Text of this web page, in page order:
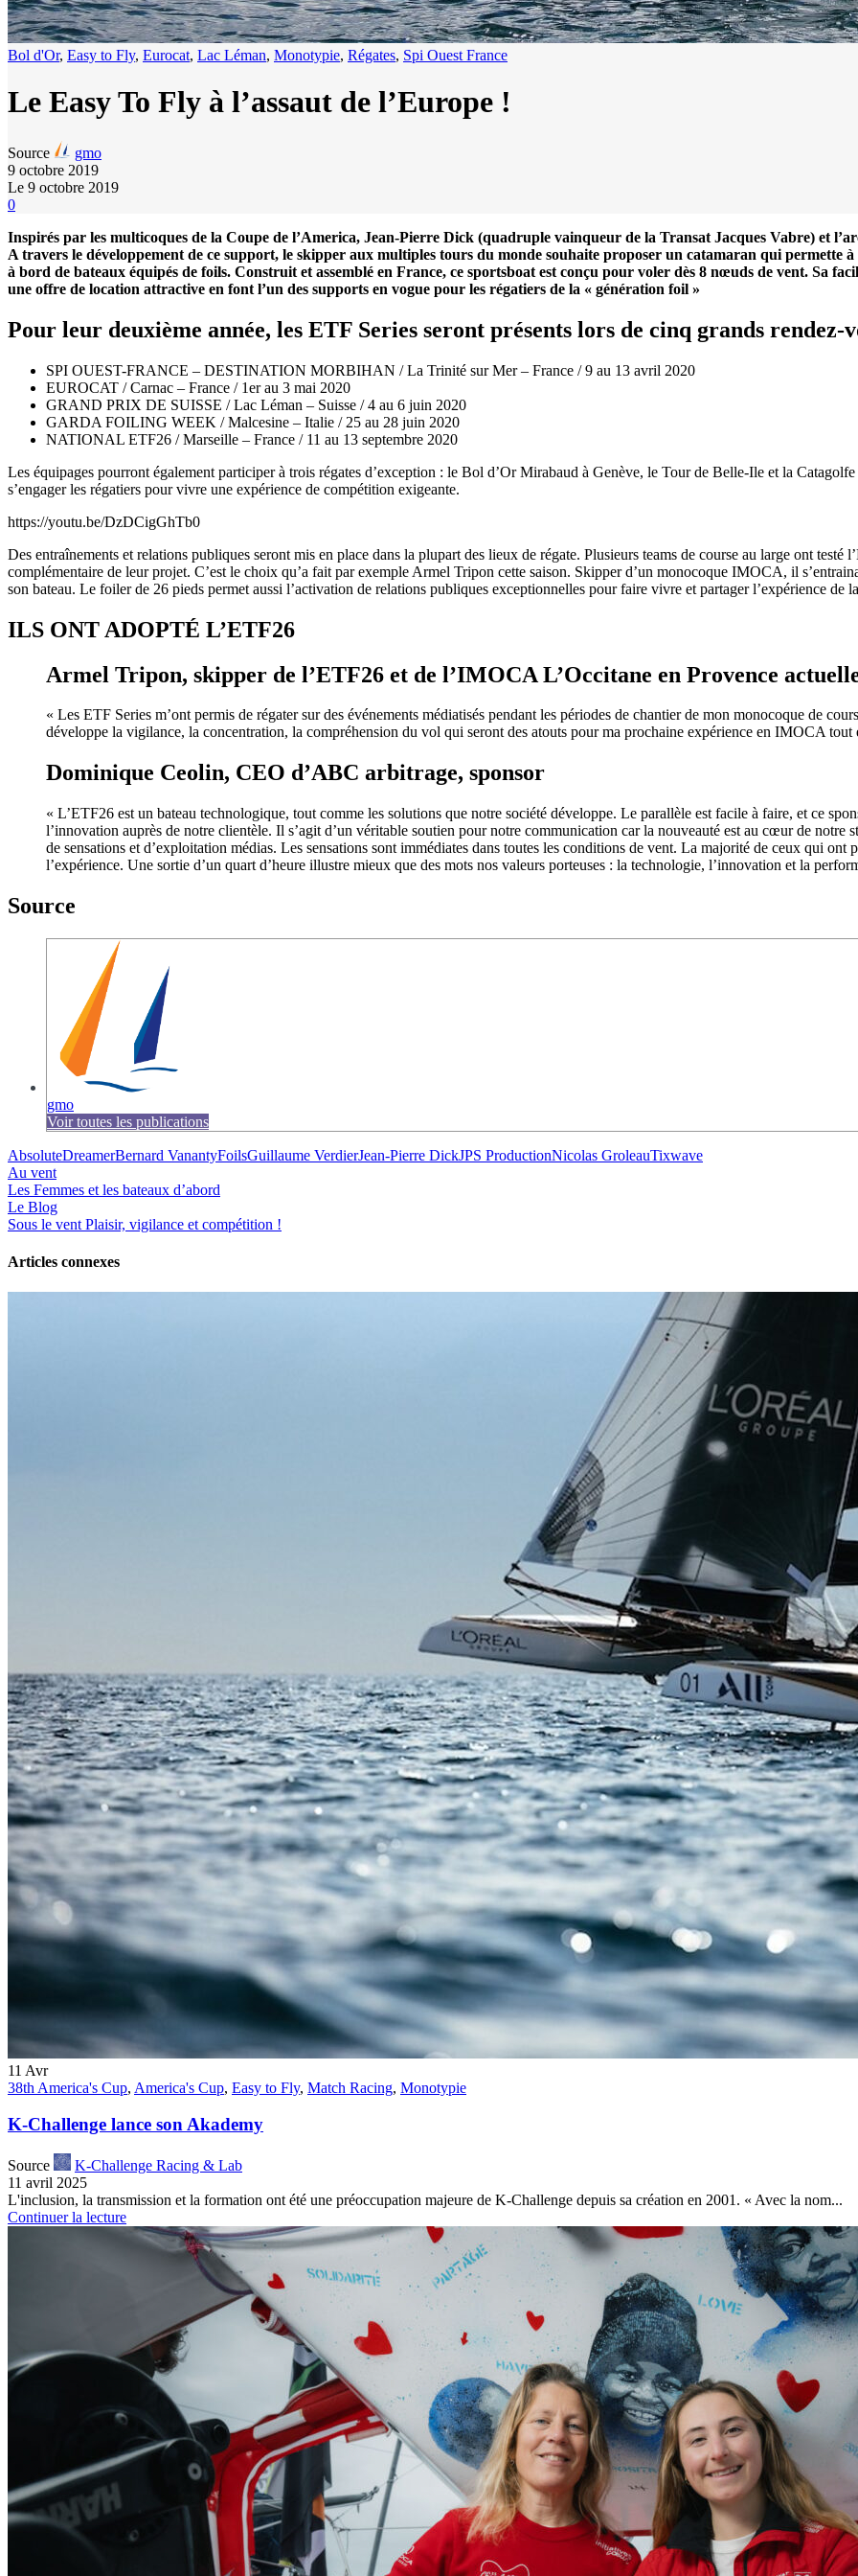
13Mar
Source
SP80
0
13Fév
Class40,Classe Ultim 32/23, Course au Large,
4 classes, 4 parcours, 4 duos
Source
Transat Café l'Or
13 février 2025
0
Jan
Classe Ultim 32/23, Trophée Jules Verne
Gitana 17 devient Actual Ultim 4
Source
Gitana Team
22 janvier 2025
Bol d'Or, Easy to Fly, Eurocat, Lac Léman, Monotypie, Régates, Spi Ouest France
Le Easy To Fly à l’assaut de l’Europe !
Source
gmo
9 octobre 2019
Le 9 octobre 2019
0
Inspirés par les multicoques de la Coupe de l’America, Jean-Pierre Dick (quadruple vainqueur de la Transat Jacques Vabre) et
A travers le développement de ce support, le skipper aux multiples tours du monde souhaite proposer un catamaran qui permette
à bord de bateaux équipés de foils. Construit et assemblé en France, ce sportsboat est conçu pour voler dès 8 nœuds de vent. Sa
une offre de location attractive en font l’un des supports en vogue pour les régatiers de la « génération foil »
Pour leur deuxième année, les ETF Series seront présents lors de cinq grands rendez-
SPI OUEST-FRANCE – DESTINATION MORBIHAN / La Trinité sur Mer – France / 9 au 13 avril 2020
EUROCAT / Carnac – France / 1er au 3 mai 2020
GRAND PRIX DE SUISSE / Lac Léman – Suisse / 4 au 6 juin 2020
GARDA FOILING WEEK / Malcesine – Italie / 25 au 28 juin 2020
NATIONAL ETF26 / Marseille – France / 11 au 13 septembre 2020
Les équipages pourront également participer à trois régates d’exception : le Bol d’Or Mirabaud à Genève, le Tour de Belle-Ile et la
s’engager les régatiers pour vivre une expérience de compétition exigeante.
https://youtu.be/DzDCigGhTb0
Des entraînements et relations publiques seront mis en place dans la plupart des lieux de régate. Plusieurs teams de course au large ont testé
complémentaire de leur projet. C’est le choix qu’a fait par exemple Armel Tripon cette saison. Skipper d’un monocoque IMOCA, il
son bateau. Le foiler de 26 pieds permet aussi l’activation de relations publiques exceptionnelles pour faire vivre et partager l’expérience de
ILS ONT ADOPTÉ L’ETF26
Armel Tripon, skipper de l’ETF26 et de l’IMOCA L’Occitane en Provence
« Les ETF Series m’ont permis de régater sur des événements médiatisés pendant les périodes de chantier de mon monocoque de
développe la vigilance, la concentration, la compréhension du vol qui seront des atouts pour ma prochaine expérience en IMOCA
Dominique Ceolin, CEO d’ABC arbitrage, sponsor
« L’ETF26 est un bateau technologique, tout comme les solutions que notre société développe. Le parallèle est facile à faire, et ce
l’innovation auprès de notre clientèle. Il s’agit d’un véritable soutien pour notre communication car la nouveauté est au cœur de notre
de sensations et d’exploitation médias. Les sensations sont immédiates dans toutes les conditions de vent. La majorité de ceux qui
l’expérience. Une sortie d’un quart d’heure illustre mieux que des mots nos valeurs porteuses : la technologie, l’innovation et la
Source
gmo
Voir toutes les publications
AbsoluteDreamerBernard VanantyFoilsGuillaume VerdierJean-Pierre DickJPS ProductionNicolas GroleauTixwave
Au vent
Les Femmes et les bateaux d’abord
Le Blog
Sous le vent Plaisir, vigilance et compétition !
Articles connexes
11 Avr
38th America's Cup, America's Cup, Easy to Fly, Match Racing, Monotypie
K-Challenge lance son Akademy
Source
K-Challenge Racing & Lab
11 avril 2025
L'inclusion, la transmission et la formation ont été une préoccupation majeure de K-Challenge depuis sa création en 2001. « Avec la nom...
Continuer la lecture